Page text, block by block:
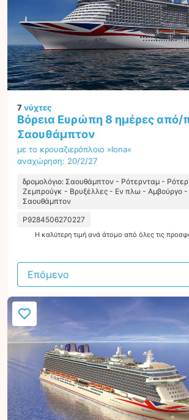
7νύχτες
Βόρεια Ευρώπη 8 ημέρες από/
Σαουθάμπτον
με το κρουαζιερόπλοιο »Iona«
αναχώρηση: 20/2/27
δρομολόγιο: Σαουθάμπτον - Ρότερνταμ -
Ζεμπρούγκ - Βρυξέλλες - Εν πλω - Αμβούργο
Σαουθάμπτον
P9284506270227
Η καλύτερη τιμή ανά άτομο από όλες τις
Επόμενο